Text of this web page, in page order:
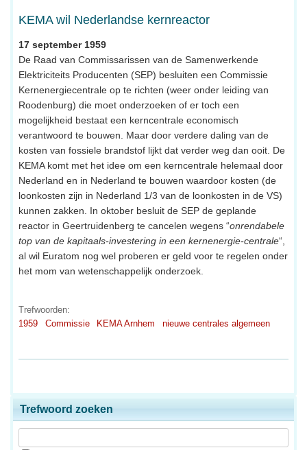
KEMA wil Nederlandse kernreactor
17 september 1959
De Raad van Commissarissen van de Samenwerkende
Elektriciteits Producenten (SEP) besluiten een Commissie
Kernenergiecentrale op te richten (weer onder leiding van
Roodenburg) die moet onderzoeken of er toch een
mogelijkheid bestaat een kerncentrale economisch
verantwoord te bouwen. Maar door verdere daling van de
kosten van fossiele brandstof lijkt dat verder weg dan ooit. De
KEMA komt met het idee om een kerncentrale helemaal door
Nederland en in Nederland te bouwen waardoor kosten (de
loonkosten zijn in Nederland 1/3 van de loonkosten in de VS)
kunnen zakken. In oktober besluit de SEP de geplande
reactor in Geertruidenberg te cancelen wegens “onrendabele
top van de kapitaals-investering in een kernenergie-centrale“,
al wil Euratom nog wel proberen er geld voor te regelen onder
het mom van wetenschappelijk onderzoek.
Trefwoorden:
1959
Commissie KEMA Arnhem nieuwe centrales algemeen
Trefwoord zoeken